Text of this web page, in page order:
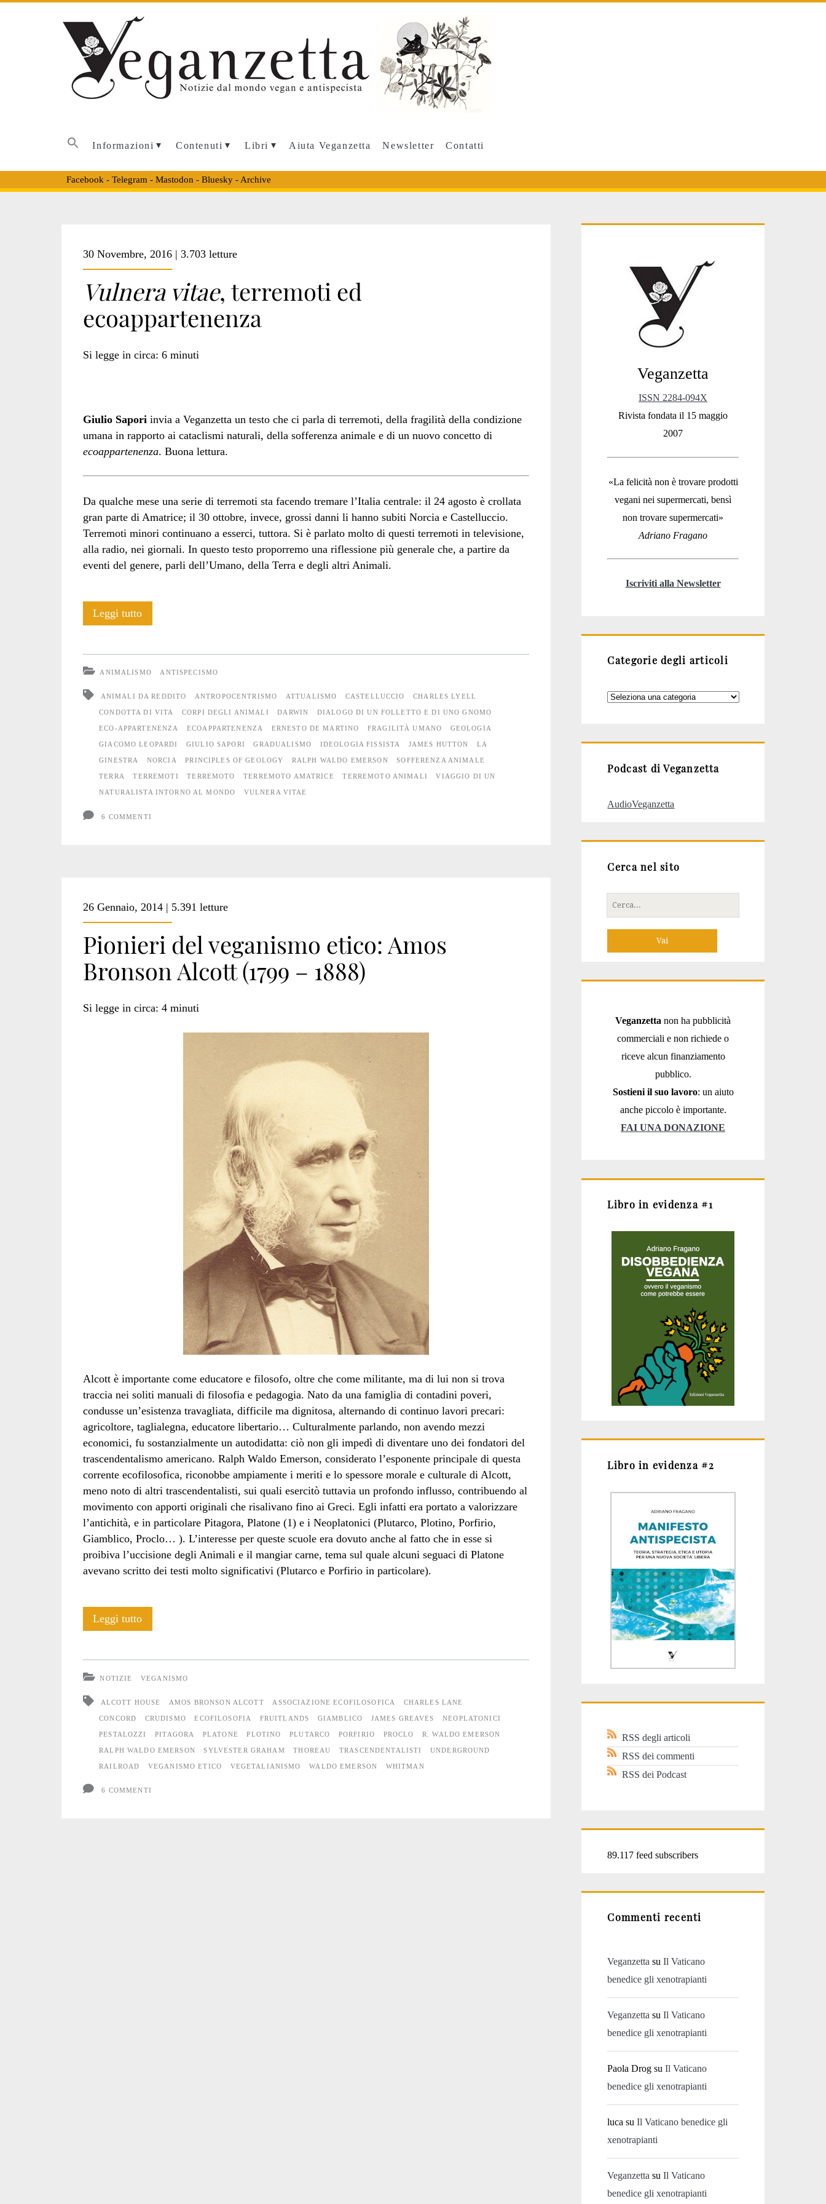
Informazioni Contenuti Libri Aiuta Veganzetta Newsletter Contatti
Facebook - Telegram - Mastodon - Bluesky- Archive
<span>Ralph
Waldo
30 Novembre, 2016 | 3.703 letture
Vulnera vitae, terremoti ed
ecoappartenenza
Si legge in circa: 6 minuti
Giulio Sapori invia a Veganzetta un testo che ci parla di terremoti, della fragilità della condizione
umana in rapporto ai cataclismi naturali, della sofferenza animale e di un nuovo concetto di
ecoappartenenza. Buona lettura.
Da qualche mese una serie di terremoti sta facendo tremare l’Italia centrale: il 24 agosto è crollata
gran parte di Amatrice; il 30 ottobre, invece, grossi danni li hanno subiti Norcia e Castelluccio.
Terremoti minori continuano a esserci, tuttora. Si è parlato molto di questi terremoti in televisione,
alla radio, nei giornali. In questo testo proporremo una riflessione più generale che, a partire da
eventi del genere, parli dell’Umano, della Terra e degli altri Animali.
Leggi tutto<i>Vulnera
ecoappartenenza
ANIMALISMO ANTISPECISMO
ANIMALI DA REDDITO ANTROPOCENTRISMO ATTUALISMO CASTELLUCCIO CHARLES LYELL
CONDOTTA DI VITA CORPI DEGLI ANIMALI DARWIN DIALOGO DI UN FOLLETTO E DI UNO GNOMO
ECO-APPARTENENZA ECOAPPARTENENZA ERNESTO DE MARTINO FRAGILITÀ UMANO GEOLOGIA
GIACOMO LEOPARDI GIULIO SAPORI GRADUALISMO IDEOLOGIA FISSISTA JAMES HUTTON LA
GINESTRA NORCIA PRINCIPLES OF GEOLOGY RALPH WALDO EMERSON SOFFERENZA ANIMALE
TERRA TERREMOTI TERREMOTO TERREMOTO AMATRICE TERREMOTO ANIMALI VIAGGIO DI UN
NATURALISTA INTORNO AL MONDO VULNERA VITAE
6 COMMENTI
26 Gennaio, 2014 | 5.391 letture
Pionieri del veganismo etico: Amos
Bronson Alcott (1799 – 1888)
Si legge in circa: 4 minuti
Alcott è importante come educatore e filosofo, oltre che come militante, ma di lui non si trova
traccia nei soliti manuali di filosofia e pedagogia. Nato da una famiglia di contadini poveri,
condusse un’esistenza travagliata, difficile ma dignitosa, alternando di continuo lavori precari:
agricoltore, taglialegna, educatore libertario… Culturalmente parlando, non avendo mezzi
economici, fu sostanzialmente un autodidatta: ciò non gli impedì di diventare uno dei fondatori del
trascendentalismo americano. Ralph Waldo Emerson, considerato l’esponente principale di questa
corrente ecofilosofica, riconobbe ampiamente i meriti e lo spessore morale e culturale di Alcott,
meno noto di altri trascendentalisti, sui quali esercitò tuttavia un profondo influsso, contribuendo al
movimento con apporti originali che risalivano fino ai Greci. Egli infatti era portato a valorizzare
l’antichità, e in particolare Pitagora, Platone (1) e i Neoplatonici (Plutarco, Plotino, Porfirio,
Giamblico, Proclo… ). L’interesse per queste scuole era dovuto anche al fatto che in esse si
proibiva l’uccisione degli Animali e il mangiar carne, tema sul quale alcuni seguaci di Platone
avevano scritto dei testi molto significativi (Plutarco e Porfirio in particolare).
Leggi tuttoPionieri
Amos
Bronson
Alcott
(1799
NOTIZIE VEGANISMO
ALCOTT HOUSE AMOS BRONSON ALCOTT ASSOCIAZIONE ECOFILOSOFICA CHARLES LANE
CONCORD CRUDISMO ECOFILOSOFIA FRUITLANDS GIAMBLICO JAMES GREAVES NEOPLATONICI
PESTALOZZI PITAGORA PLATONE PLOTINO PLUTARCO PORFIRIO PROCLO R. WALDO EMERSON
RALPH WALDO EMERSON SYLVESTER GRAHAM THOREAU TRASCENDENTALISTI UNDERGROUND
RAILROAD VEGANISMO ETICO VEGETALIANISMO WALDO EMERSON WHITMAN
6 COMMENTI
Sidebar
Veganzetta
ISSN 2284-094X
Rivista fondata il 15 maggio
2007
«La felicità non è trovare prodotti
vegani nei supermercati, bensì
non trovare supermercati»
Adriano Fragano
Iscriviti alla Newsletter
Categorie degli articoli
Categorie
Podcast di Veganzetta
AudioVeganzetta
Cerca nel sito
Cerca
per:
Veganzetta non ha pubblicità
commerciali e non richiede o
riceve alcun finanziamento
pubblico.
Sostieni il suo lavoro: un aiuto
anche piccolo è importante.
FAI UNA DONAZIONE
Libro in evidenza #1
Libro in evidenza #2
RSS degli articoli
RSS dei commenti
RSS dei Podcast
89.117 feed subscribers
Commenti recenti
Veganzetta suIl Vaticano
benedice gli xenotrapianti
Veganzetta suIl Vaticano
benedice gli xenotrapianti
Paola Drog suIl Vaticano
benedice gli xenotrapianti
luca suIl Vaticano benedice gli
xenotrapianti
Veganzetta suIl Vaticano
benedice gli xenotrapianti